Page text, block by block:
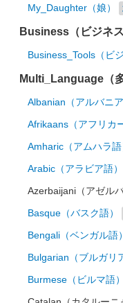
My_Daughter（娘）
Business（ビジネス
Business_Tools（ビ
Multi_Language（
Albanian（アルバニア
Afrikaans（アフリカ
Amharic（アムハラ語
Arabic（アラビア語）
Azerbaijani（アゼル
Basque（バスク語）
Bengali（ベンガル語）
Bulgarian（ブルガリ
Burmese（ビルマ語）